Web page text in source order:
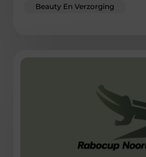
Beauty En Verzorging